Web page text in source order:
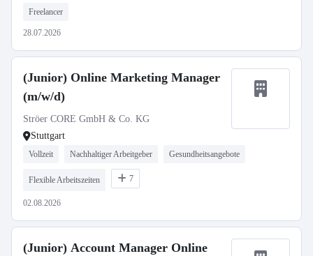
Freelancer
28.07.2026
(Junior) Online Marketing Manager
(m/w/d)
Ströer CORE GmbH & Co. KG
Stuttgart
Vollzeit Nachhaltiger Arbeitgeber Gesundheitsangebote
Flexible Arbeitszeiten 7
02.08.2026
(Junior) Account Manager Online